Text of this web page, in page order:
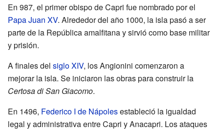
En 987, el primer obispo de Capri fue nombrado por el
Papa Juan XV. Alrededor del año 1000, la isla pasó a ser
parte de la República amalfitana y sirvió como base militar
y prisión.
A finales del siglo XIV, los Angionini comenzaron a
mejorar la isla. Se iniciaron las obras para construir la
Certosa di San Giacomo.
En 1496, Federico I de Nápolesestableció la igualdad
legal y administrativa entre Capri y Anacapri. Los ataques